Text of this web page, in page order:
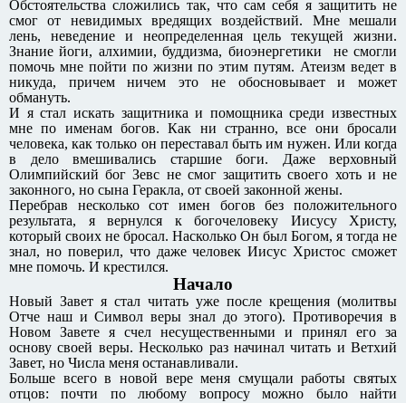
Обстоятельства сложились так, что сам себя я защитить не
смог от невидимых вредящих воздействий. Мне мешали
лень, неведение и неопределенная цель текущей жизни.
Знание йоги, алхимии, буддизма, биоэнергетики не смогли
помочь мне пойти по жизни по этим путям. Атеизм ведет в
никуда, причем ничем это не обосновывает и может
обмануть.
И я стал искать защитника и помощника среди известных
мне по именам богов. Как ни странно, все они бросали
человека, как только он переставал быть им нужен. Или когда
в дело вмешивались старшие боги. Даже верховный
Олимпийский бог Зевс не смог защитить своего хоть и не
законного, но сына Геракла, от своей законной жены.
Перебрав несколько сот имен богов без положительного
результата, я вернулся к богочеловеку Иисусу Христу,
который своих не бросал. Насколько Он был Богом, я тогда не
знал, но поверил, что даже человек Иисус Христос сможет
мне помочь. И крестился.
Начало
Новый Завет я стал читать уже после крещения (молитвы
Отче наш и Символ веры знал до этого). Противоречия в
Новом Завете я счел несущественными и принял его за
основу своей веры. Несколько раз начинал читать и Ветхий
Завет, но Числа меня останавливали.
Больше всего в новой вере меня смущали работы святых
отцов: почти по любому вопросу можно было найти